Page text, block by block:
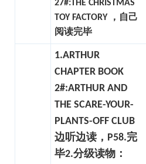
27#:THE CHRISTMAS
TOY FACTORY ，自己
阅读完毕
1.ARTHUR
CHAPTER BOOK
2#:ARTHUR AND
THE SCARE-YOUR-
PLANTS-OFF CLUB
边听边读，P58.完
毕2.分级读物：